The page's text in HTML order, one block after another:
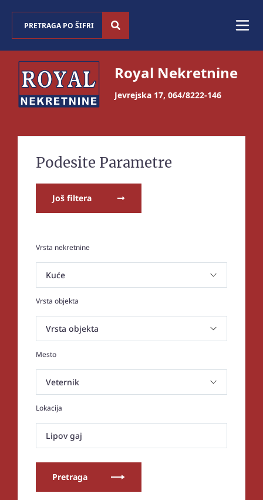
Royal Nekretnine
Jevrejska 17, 064/8222-146
Podesite Parametre
Još filtera
Vrsta nekretnine
Vrsta objekta
Mesto
Lokacija
Lipov gaj
Pretraga